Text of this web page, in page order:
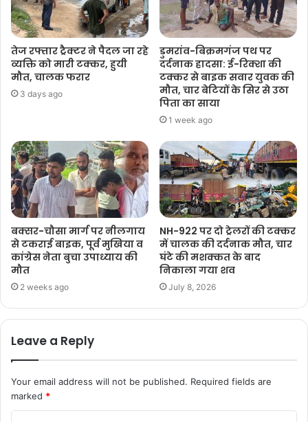
तेज रफ्तार ट्रैक्टर ने पैदल जा रहे
व्यक्ति को मारी टक्कर, हुयी
मौत, चालक फरार
3 days ago
डुमरांव-बिक्रमगंज पथ पर
दर्दनाक हादसा: ई-रिक्शा की
टक्कर से बाइक सवार युवक की
मौत, चार बेटियों के सिर से उठा
पिता का साया
1 week ago
बक्सर-चौसा मार्ग पर नीलगाय
से टकराई बाइक, पूर्व मुखिया व
कांग्रेस नेता बुचा उपाध्याय की
मौत
2 weeks ago
NH-922 पर दो ट्रेलरों की टक्कर
में चालक की दर्दनाक मौत, चार
घंटे की मशक्कत के बाद
निकाला गया शव
July 8, 2026
Leave a Reply
Your email address will not be published. Required fields are
marked *